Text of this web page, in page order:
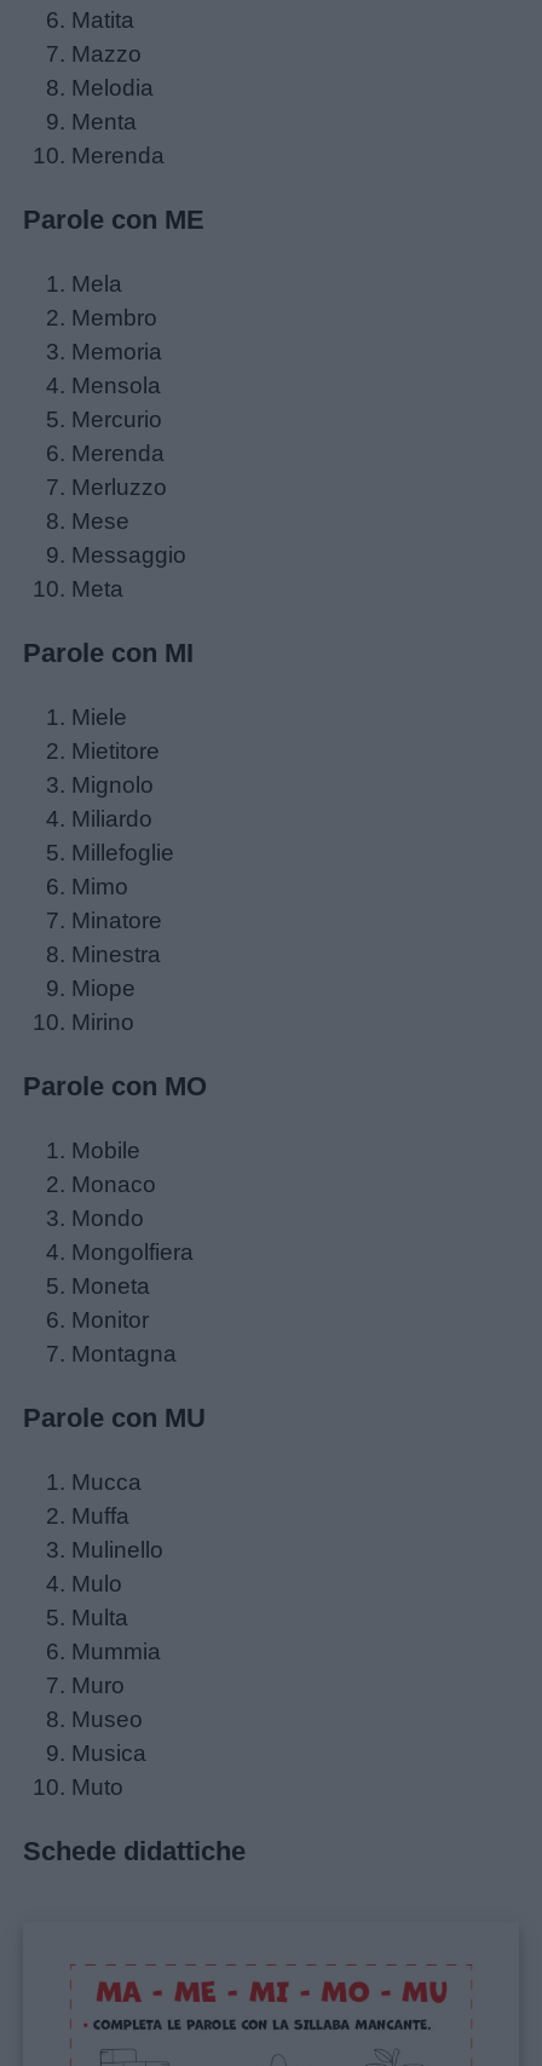
Schede
didattiche
Disegni
da
colorare
Storie
per
bambini
Feste
e
giornate
Filastrocche
Giochi
Lavoretti
maschili
Nomi
femminili
Frasi
e
aforismi
Buongiorno
Buonanotte
Auguri
Barzellette
Educazione
positiva
Matita
Mazzo
Melodia
Menta
Merenda
Parole con ME
Mela
Membro
Memoria
Mensola
Mercurio
Merenda
Merluzzo
Mese
Messaggio
Meta
Parole con MI
Miele
Mietitore
Mignolo
Miliardo
Millefoglie
Mimo
Minatore
Minestra
Miope
Mirino
Parole con MO
Mobile
Monaco
Mondo
Mongolfiera
Moneta
Monitor
Montagna
Parole con MU
Mucca
Muffa
Mulinello
Mulo
Multa
Mummia
Muro
Museo
Musica
Muto
Schede didattiche